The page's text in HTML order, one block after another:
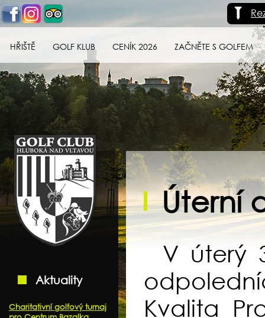
HŘIŠTĚ GOLF KLUB CENÍK 2026 ZAČNĚTE S GOLFEM
Golf klub Hluboká
nad Vltavou
Aktuality
Charitativní golfový turnaj
Úterní
V úterý
Kvalita